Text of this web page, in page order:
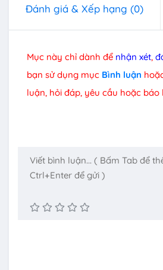
Đánh giá & Xếp hạng (0)
Mục này chỉ dành để nhận xét,
bạn sử dụng mục Bình luận
luận, hỏi đáp, yêu cầu hoặc báo